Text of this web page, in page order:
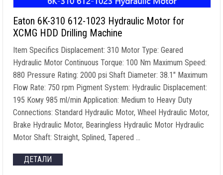
Eaton 6K-310 612-1023 Hydraulic Motor for
XCMG HDD Drilling Machine
Item Specifics Displacement: 310 Motor Type: Geared
Hydraulic Motor Continuous Torque: 100 Nm Maximum Speed:
880 Pressure Rating: 2000 psi Shaft Diameter: 38.1″ Maximum
Flow Rate: 750 rpm Pigment System: Hydraulic Displacement:
195 Кому 985 ml/min Application: Medium to Heavy Duty
Connections: Standard Hydraulic Motor, Wheel Hydraulic Motor,
Brake Hydraulic Motor, Bearingless Hydraulic Motor Hydraulic
Motor Shaft: Straight, Splined, Tapered …
ДЕТАЛИ